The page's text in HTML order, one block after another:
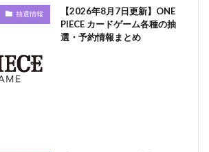
抽選情報
【2026年8月7日更新】ONE
PIECE カードゲーム各種の抽
選・予約情報まとめ